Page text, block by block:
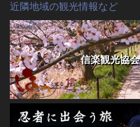
近隣地域の観光情報など
信楽観光協会